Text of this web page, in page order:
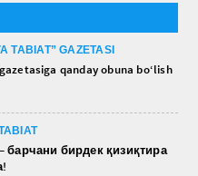
TABIAT” GAZETASI
qanday obuna bo‘lish
– барчани бирдек қизиқтира